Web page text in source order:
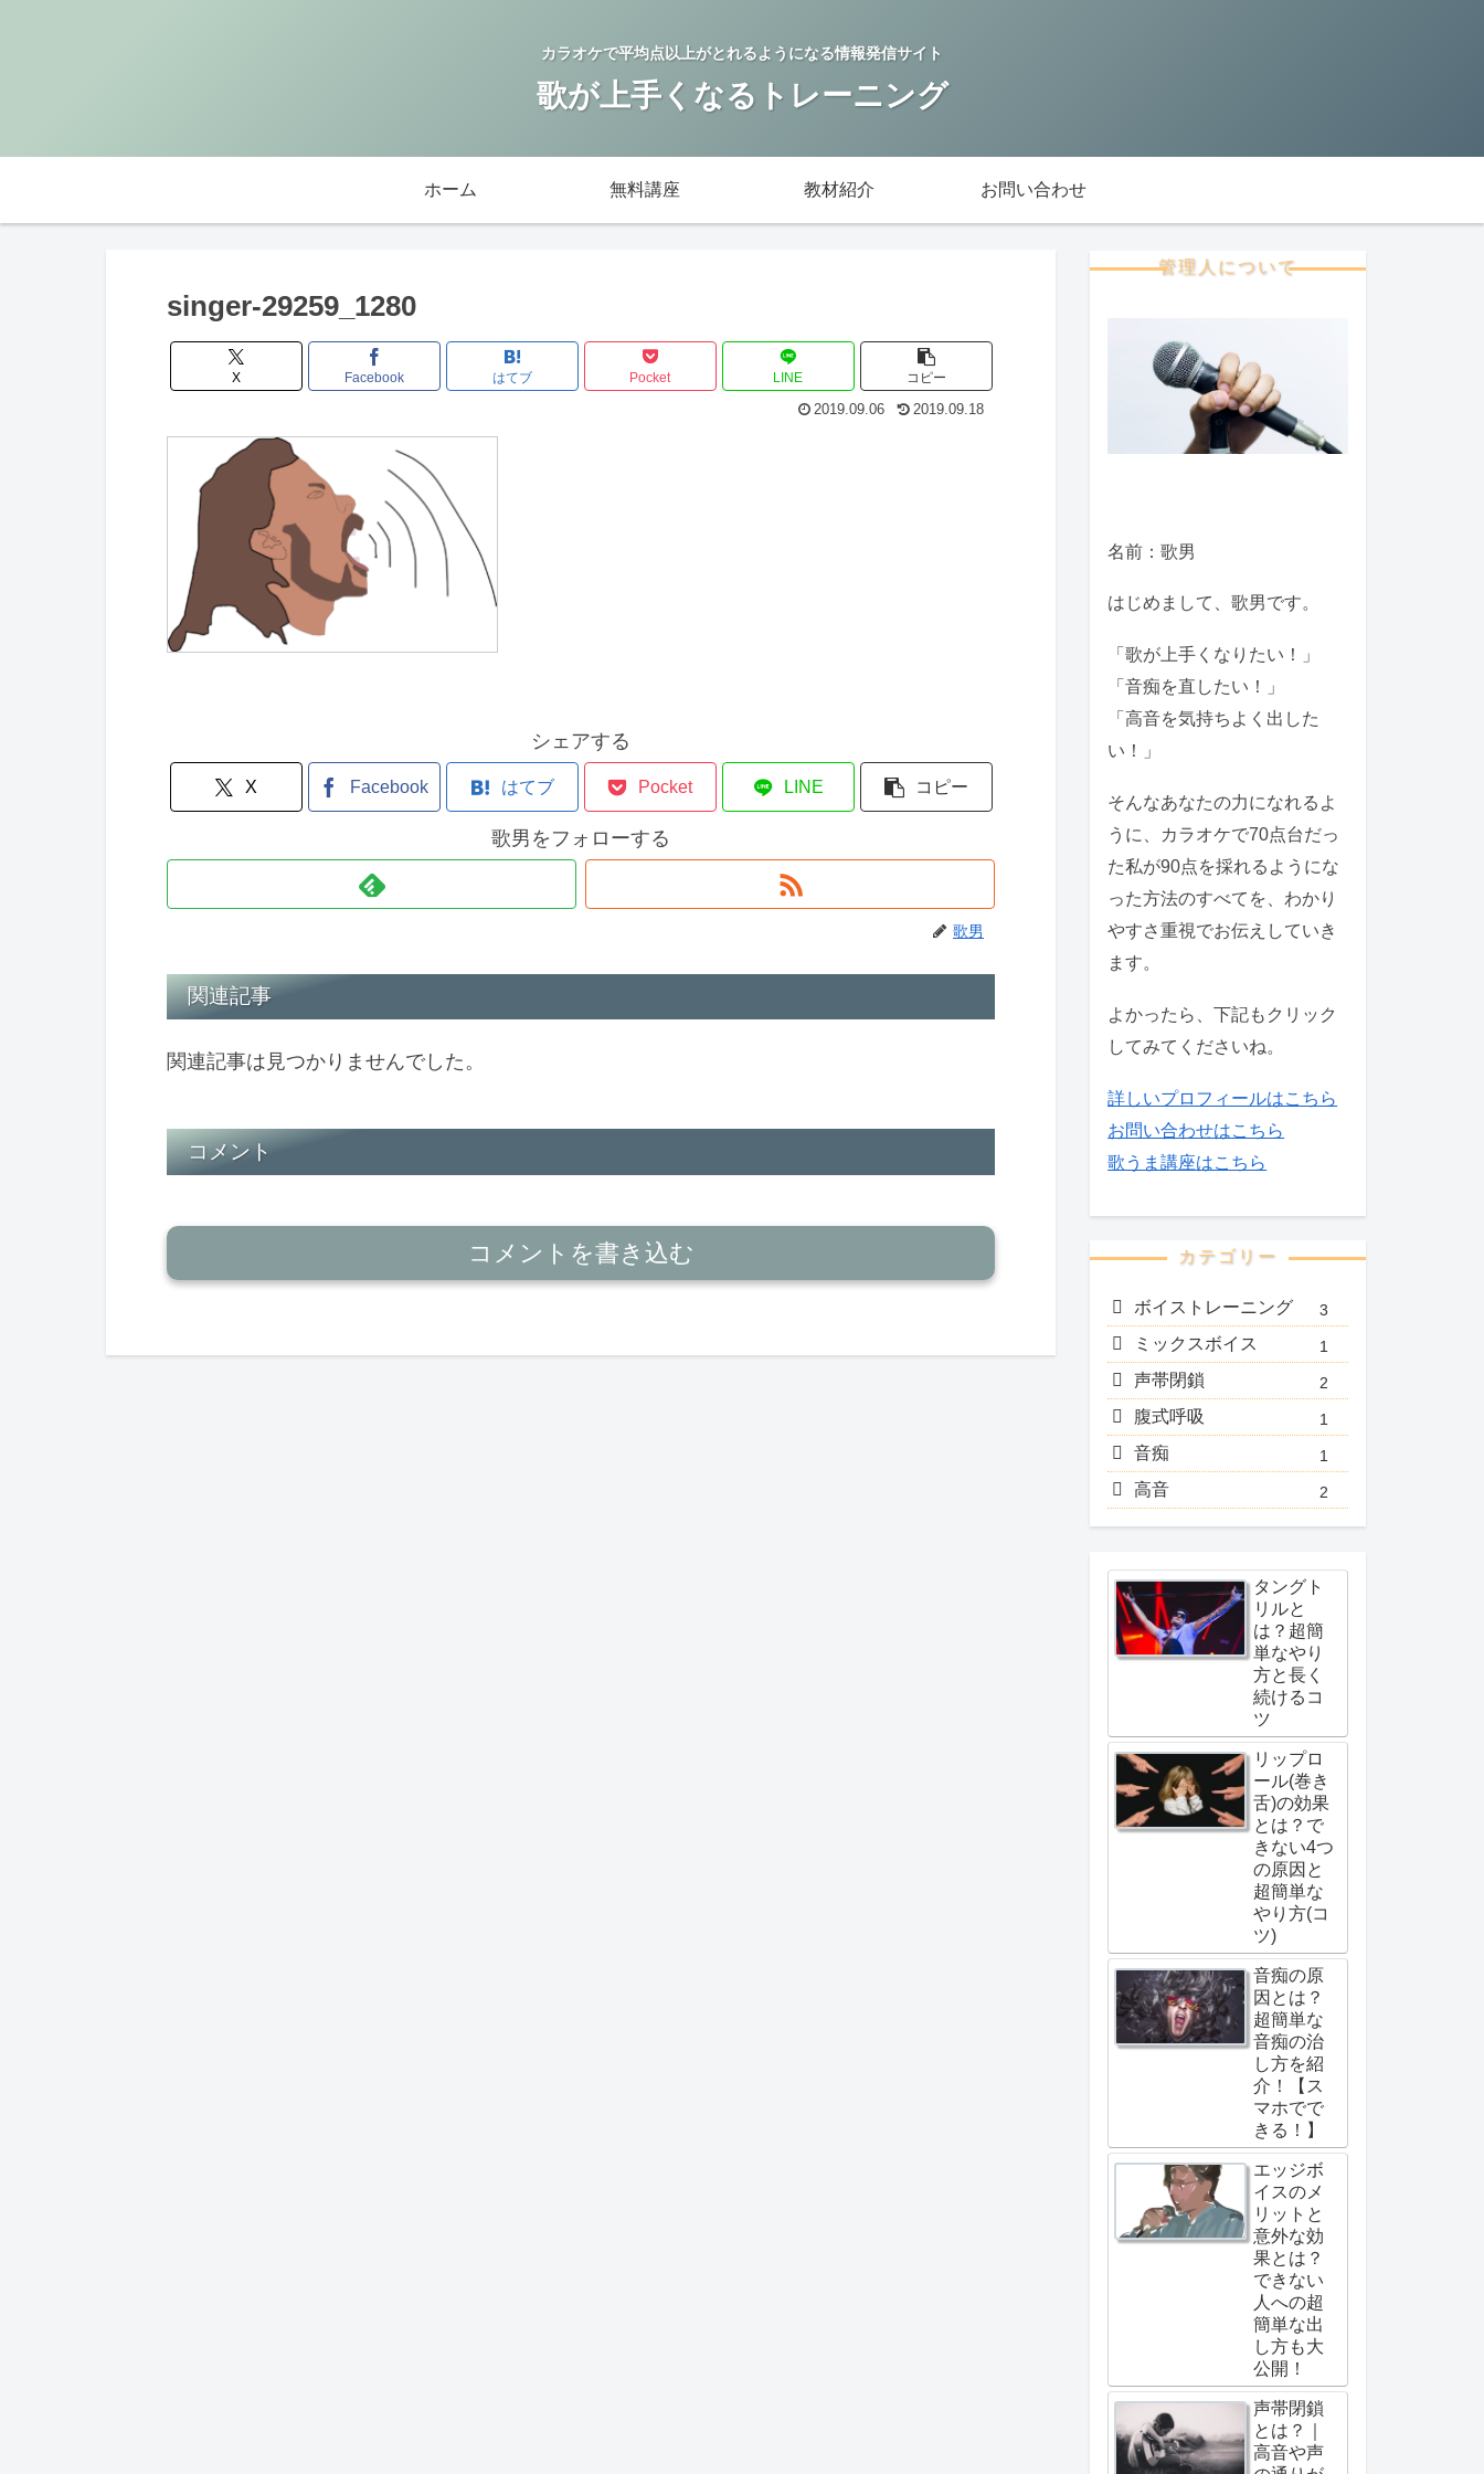
カラオケで平均点以上がとれるようになる情報発信サイト
歌が上手くなるトレーニング
ホーム 無料講座 教材紹介 お問い合わせ
singer-29259_1280
X Facebook はてブ Pocket LINE コピー
2019.09.06 2019.09.18
シェアする
X Facebook はてブ Pocket LINE コピー
歌男をフォローする
歌男
関連記事
関連記事は見つかりませんでした。
コメント
コメントを書き込む
管理人について
名前：歌男
はじめまして、歌男です。
「歌が上手くなりたい！」
「音痴を直したい！」
「高音を気持ちよく出した
い！」
そんなあなたの力になれるよ
うに、カラオケで70点台だっ
た私が90点を採れるようにな
った方法のすべてを、わかり
やすさ重視でお伝えしていき
ます。
よかったら、下記もクリック
してみてくださいね。
詳しいプロフィールはこちら
お問い合わせはこちら
歌うま講座はこちら
カテゴリー
ボイストレーニング 3
ミックスボイス 1
声帯閉鎖 2
腹式呼吸 1
音痴 1
高音 2
タングト
リルと
は？超簡
単なやり
方と長く
続けるコ
ツ
リップロ
ール(巻き
舌)の効果
とは？で
きない4つ
の原因と
超簡単な
やり方(コ
ツ)
音痴の原
因とは？
超簡単な
音痴の治
し方を紹
介！【ス
マホでで
きる！】
エッジボ
イスのメ
リットと
意外な効
果とは？
できない
人への超
簡単な出
し方も大
公開！
声帯閉鎖
とは？｜
高音や声